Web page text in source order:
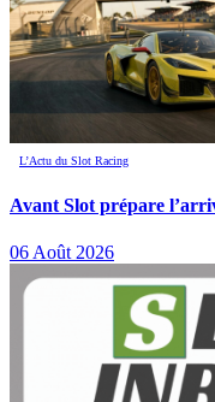
L’Actu du Slot Racing
Avant Slot prépare
06 Août 2026